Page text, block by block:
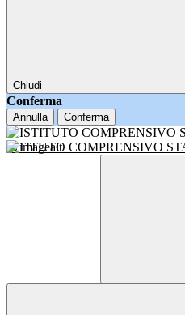
Chiudi
Conferma
Annulla Conferma
ISTITUTO COMPRENSIVO